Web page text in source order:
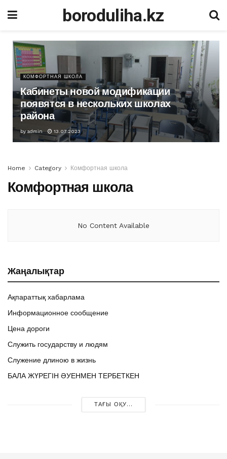
boroduliha.kz
КОМФОРТНАЯ ШКОЛА
Кабинеты новой модификации
появятся в нескольких школах
района
by admin 13.07.2023
Home Category Комфортная школа
Комфортная школа
No Content Available
Жаңалықтар
Ақпараттық хабарлама
Информационное сообщение
Цена дороги
Служить государству и людям
Служение длиною в жизнь
БАЛА ЖҮРЕГІН ӘУЕНМЕН ТЕРБЕТКЕН
ТАҒЫ ОҚУ...